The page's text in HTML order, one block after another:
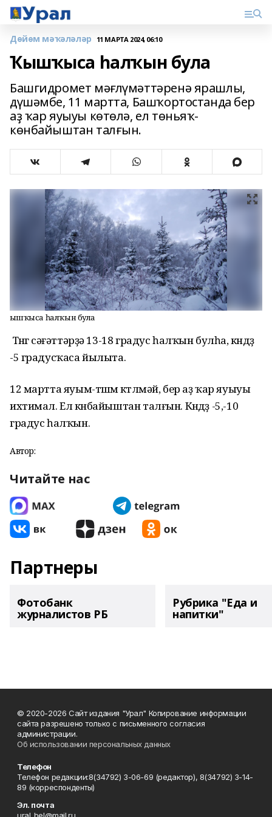
Дөйөм мәҡәләләр 11 МАРТА 2024, 06:10
Ҡышҡыса һалҡын була
Башгидромет мәғлүмәттәренә ярашлы,
дүшәмбе, 11 мартта, Башҡортостанда бер
аҙ ҡар яуыуы көтөлә, ел төньяҡ-
көнбайыштан талғын.
Ҡышҡыса һалҡын була
Төнгө сәғәттәрҙә 13-18 градус һалҡын булһа, көндөҙ
-5 градусҡаса йылыта.
12 мартта яуым-төшөм көтөлмәй, бер аҙ ҡар яуыуы
ихтимал. Ел көнбайыштан талғын. Көндөҙ -5,-10
градус һалҡын.
Автор:
Читайте нас
Партнеры
Фотобанк
журналистов РБ
Рубрика "Еда и
напитки"
© 2020-2026 Сайт издания "Урал" Копирование информации
сайта разрешено только с письменного согласия
администрации.
Об использовании персональных данных
Телефон
Телефон редакции:8(34792) 3-06-69 (редактор), 8(34792) 3-14-
89 (корреспонденты)
Эл. почта
ural_bel@mail.ru